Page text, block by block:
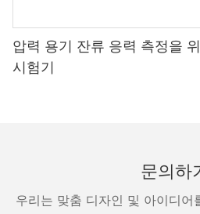
압력 용기 잔류 응력 측정을
시험기
문의하
우리는 맞춤 디자인 및 아이디